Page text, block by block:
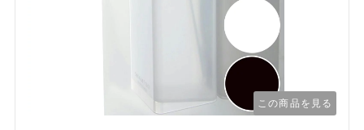
この商品を見る